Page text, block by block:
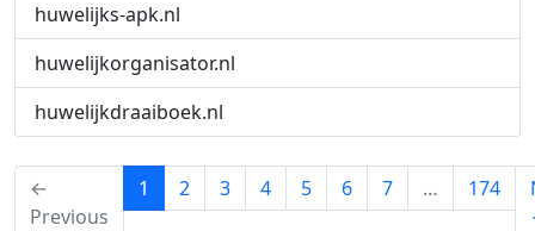
huwelijks-apk.nl
huwelijkorganisator.nl
huwelijkdraaiboek.nl
←
Previous
1 (current)
2 3 4 5 6 7 … 174